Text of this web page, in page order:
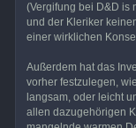
(Vergifung bei D&D is
und der Kleriker
einer wirklichen
Außerdem hat das
vorher festzulegen,
langsam, oder leicht
allen dazugehörigen